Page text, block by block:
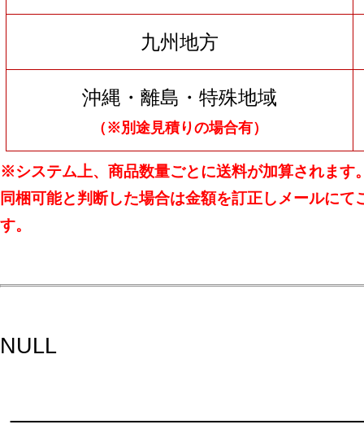
九州地方
沖縄・離島・特殊地域
（※別途見積りの場合有）
※システム上、商品数量ごとに送料が加算されます
同梱可能と判断した場合は金額を訂正しメールにて
す。
NULL